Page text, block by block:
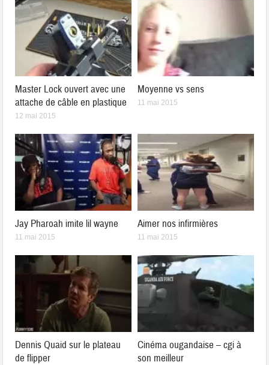
Master Lock ouvert avec une
attache de câble en plastique
12 mai 2015
Moyenne vs sens
11 mai 2015
Jay Pharoah imite lil wayne
11 mai 2015
Aimer nos infirmières
11 mai 2015
Dennis Quaid sur le plateau
de flipper
Cinéma ougandaise – cgi à
son meilleur